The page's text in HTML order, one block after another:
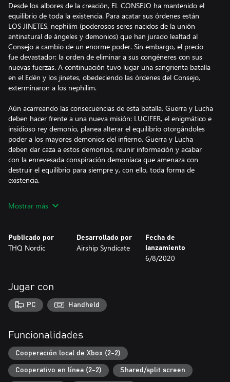
Desde los albores de la creación, EL CONSEJO ha mantenido el
equilibrio de toda la existencia. Para acatar sus órdenes están
LOS JINETES, nephilim (poderosos seres nacidos de la unión
antinatural de ángeles y demonios) que han jurado lealtad al
Consejo a cambio de un enorme poder. Sin embargo, el precio
fue devastador: la orden de eliminar a sus congéneres con sus
nuevas fuerzas. A continuación tuvo lugar una sangrienta batalla
en el Edén y los jinetes, obedeciendo las órdenes del Consejo,
exterminaron a los nephilim.
Aún acarreando las consecuencias de esta batalla, Guerra y Lucha
deben hacer frente a una nueva misión: LUCIFER, el enigmático e
insidioso rey demonio, planea alterar el equilibrio otorgándoles
poder a los mayores demonios del infierno. Guerra y Lucha
deben dar caza a estos demonios, reunir información y acabar
con la enrevesada conspiración demoníaca que amenaza con
destruir el equilibrio para siempre y, con ello, toda forma de
existencia.
Mostrar más
Publicado por
THQ Nordic
Desarrollado por
Airship Syndicate
Fecha de
lanzamiento
6/8/2020
Jugar con
PC Handheld
Funcionalidades
Cooperación local de Xbox (2-2)
Cooperativo en línea (2-2) Shared/split screen